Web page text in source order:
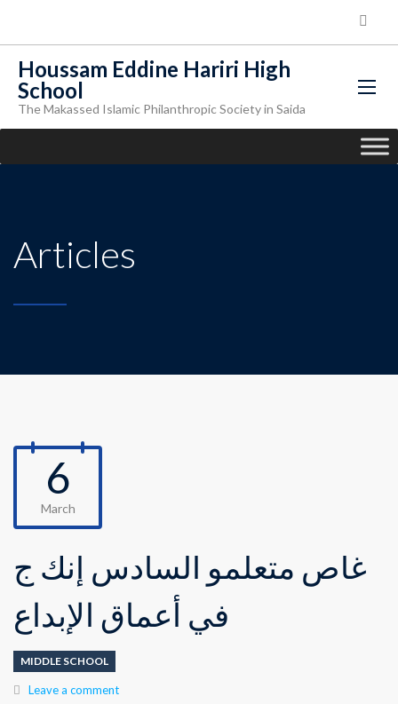
Houssam Eddine Hariri High
School
The Makassed Islamic Philanthropic Society in Saida
Articles
6
March
غاص متعلمو السادس إنك ج
في أعماق الإبداع
MIDDLE SCHOOL
Leave a comment